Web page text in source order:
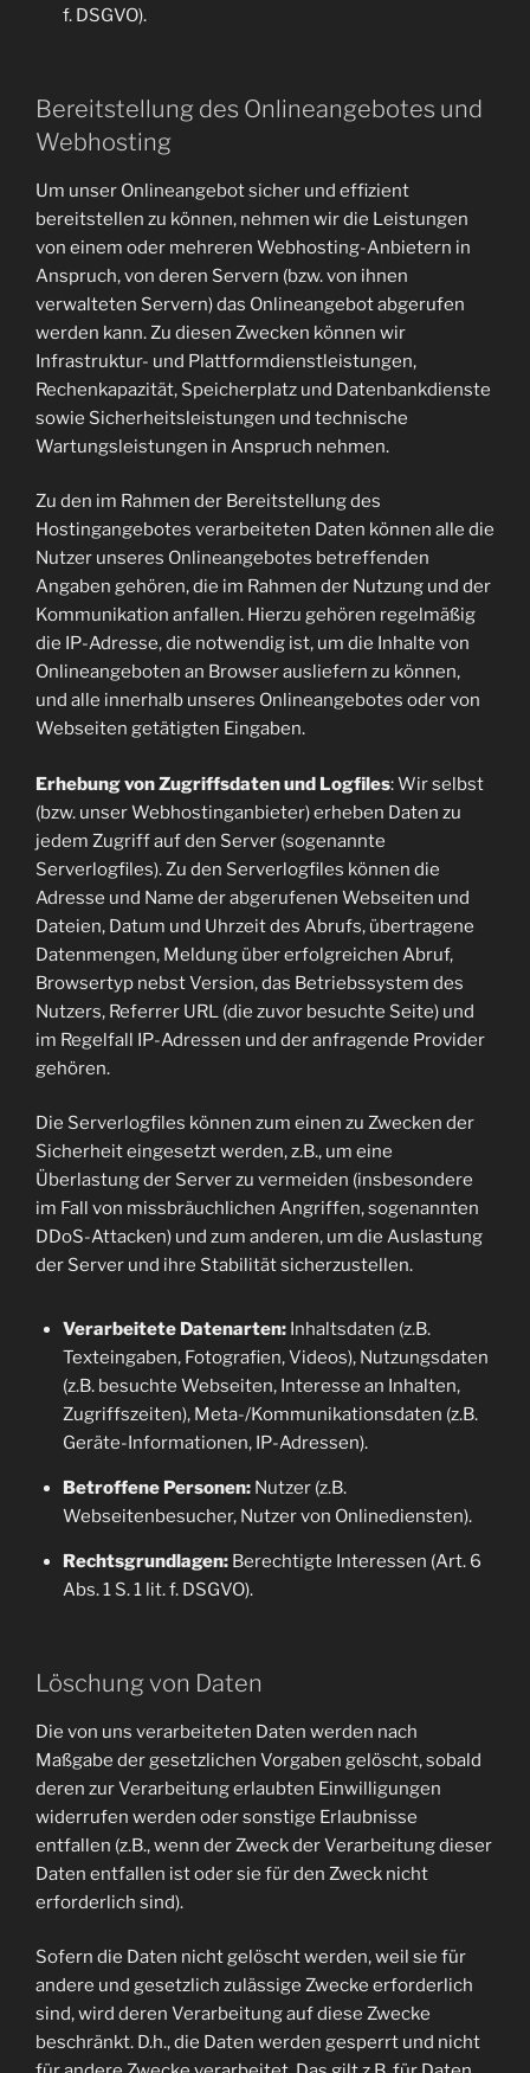
f. DSGVO).
Bereitstellung des Onlineangebotes und
Webhosting
Um unser Onlineangebot sicher und effizient
bereitstellen zu können, nehmen wir die Leistungen
von einem oder mehreren Webhosting-Anbietern in
Anspruch, von deren Servern (bzw. von ihnen
verwalteten Servern) das Onlineangebot abgerufen
werden kann. Zu diesen Zwecken können wir
Infrastruktur- und Plattformdienstleistungen,
Rechenkapazität, Speicherplatz und Datenbankdienste
sowie Sicherheitsleistungen und technische
Wartungsleistungen in Anspruch nehmen.
Zu den im Rahmen der Bereitstellung des
Hostingangebotes verarbeiteten Daten können alle die
Nutzer unseres Onlineangebotes betreffenden
Angaben gehören, die im Rahmen der Nutzung und der
Kommunikation anfallen. Hierzu gehören regelmäßig
die IP-Adresse, die notwendig ist, um die Inhalte von
Onlineangeboten an Browser ausliefern zu können,
und alle innerhalb unseres Onlineangebotes oder von
Webseiten getätigten Eingaben.
Erhebung von Zugriffsdaten und Logfiles: Wir selbst
(bzw. unser Webhostinganbieter) erheben Daten zu
jedem Zugriff auf den Server (sogenannte
Serverlogfiles). Zu den Serverlogfiles können die
Adresse und Name der abgerufenen Webseiten und
Dateien, Datum und Uhrzeit des Abrufs, übertragene
Datenmengen, Meldung über erfolgreichen Abruf,
Browsertyp nebst Version, das Betriebssystem des
Nutzers, Referrer URL (die zuvor besuchte Seite) und
im Regelfall IP-Adressen und der anfragende Provider
gehören.
Die Serverlogfiles können zum einen zu Zwecken der
Sicherheit eingesetzt werden, z.B., um eine
Überlastung der Server zu vermeiden (insbesondere
im Fall von missbräuchlichen Angriffen, sogenannten
DDoS-Attacken) und zum anderen, um die Auslastung
der Server und ihre Stabilität sicherzustellen.
Verarbeitete Datenarten:Inhaltsdaten (z.B.
Texteingaben, Fotografien, Videos), Nutzungsdaten
(z.B. besuchte Webseiten, Interesse an Inhalten,
Zugriffszeiten), Meta-/Kommunikationsdaten (z.B.
Geräte-Informationen, IP-Adressen).
Betroffene Personen:Nutzer (z.B.
Webseitenbesucher, Nutzer von Onlinediensten).
Rechtsgrundlagen:Berechtigte Interessen (Art. 6
Abs. 1 S. 1 lit. f. DSGVO).
Löschung von Daten
Die von uns verarbeiteten Daten werden nach
Maßgabe der gesetzlichen Vorgaben gelöscht, sobald
deren zur Verarbeitung erlaubten Einwilligungen
widerrufen werden oder sonstige Erlaubnisse
entfallen (z.B., wenn der Zweck der Verarbeitung dieser
Daten entfallen ist oder sie für den Zweck nicht
erforderlich sind).
Sofern die Daten nicht gelöscht werden, weil sie für
andere und gesetzlich zulässige Zwecke erforderlich
sind, wird deren Verarbeitung auf diese Zwecke
beschränkt. D.h., die Daten werden gesperrt und nicht